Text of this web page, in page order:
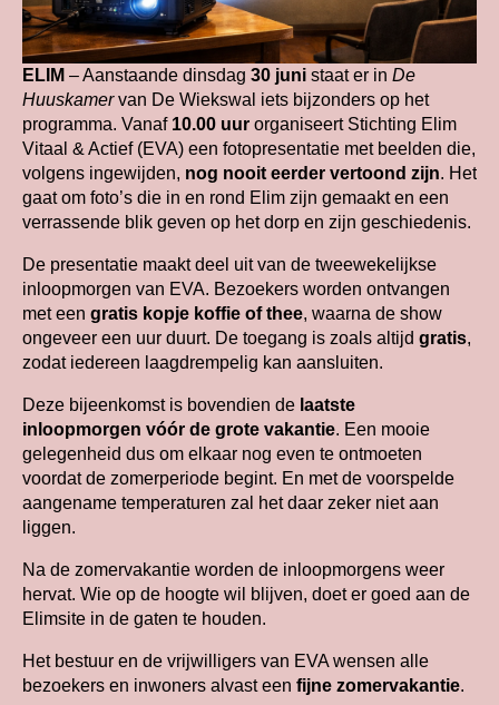
ELIM – Aanstaande dinsdag 30 juni staat er in De
Huuskamervan De Wiekswal iets bijzonders op het
programma. Vanaf 10.00 uur organiseert Stichting Elim
Vitaal & Actief (EVA) een fotopresentatie met beelden die,
volgens ingewijden, nog nooit eerder vertoond zijn. Het
gaat om foto’s die in en rond Elim zijn gemaakt en een
verrassende blik geven op het dorp en zijn geschiedenis.
De presentatie maakt deel uit van de tweewekelijkse
inloopmorgen van EVA. Bezoekers worden ontvangen
met een gratis kopje koffie of thee, waarna de show
ongeveer een uur duurt. De toegang is zoals altijd gratis,
zodat iedereen laagdrempelig kan aansluiten.
Deze bijeenkomst is bovendien de laatste
inloopmorgen vóór de grote vakantie. Een mooie
gelegenheid dus om elkaar nog even te ontmoeten
voordat de zomerperiode begint. En met de voorspelde
aangename temperaturen zal het daar zeker niet aan
liggen.
Na de zomervakantie worden de inloopmorgens weer
hervat. Wie op de hoogte wil blijven, doet er goed aan de
Elimsite in de gaten te houden.
Het bestuur en de vrijwilligers van EVA wensen alle
bezoekers en inwoners alvast een fijne zomervakantie.